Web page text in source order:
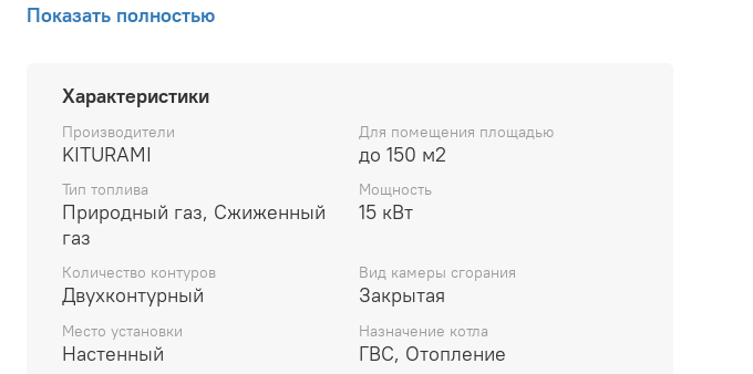
Вид управления: Комбинированное
Контур водяного отопления: Да
Контур горячего водоснабжения ГВС: Да
Вход/выход ГВС: 1/2 (внешняя)
Подсоединение газа к котлу: 3/4 (наружная)
Тип монтажа: Настенный
Встроенный циркуляционный насос: Да
Показать полностью
Характеристики
Производители
KITURAMI
Для помещения площадью
до 150 м2
Тип топлива
Природный газ, Сжиженный
газ
Мощность
15 кВт
Количество контуров
Двухконтурный
Вид камеры сгорания
Закрытая
Место установки
Настенный
Назначение котла
ГВС, Отопление